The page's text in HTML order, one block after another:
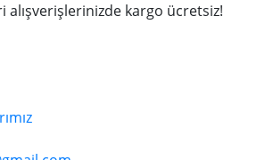
alışverişlerinizde kargo ücretsiz!